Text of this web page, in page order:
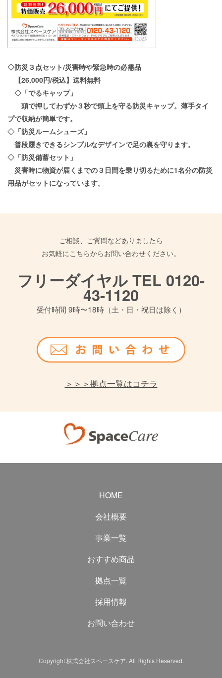
◇防災３点セット/災害時や緊急時の必需品
【26,000円/税込】送料無料
◇「でるキャップ」
頭で押してわずか３秒で頭上を守る防災キャップ。薄手タイ
プで収納が簡単です。
◇「防災ルームシューズ」
普段履きできるシンプルなデザインで足の裏を守ります。
◇「防災備蓄セット」
災害時に物資が届くまでの３日間を乗り切るために1名分の防災
用品がセットになっています。
ご相談、ご質問などありましたら
お気軽にこちらからお問い合わせください。
フリーダイヤル TEL 0120-
43-1120
受付時間 9時〜18時（土・日・祝日は除く）
＞＞＞拠点一覧はコチラ
HOME
会社概要
事業一覧
おすすめ商品
拠点一覧
採用情報
お問い合わせ
Copyright 株式会社スペースケア. All Rights Reserved.